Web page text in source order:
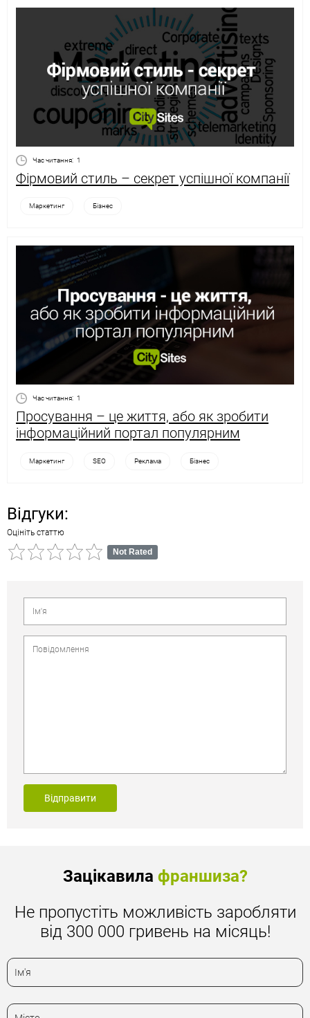
Час читання: 1
Фірмовий стиль – секрет успішної компанії
Маркетинг Бізнес
Час читання: 1
Просування – це життя, або як зробити
інформаційний портал популярним
Маркетинг SEO Реклама Бізнес
Відгуки:
Оцініть статтю
Not Rated
Відправити
Зацікавила франшиза?
Не пропустіть можливість заробляти
від 300 000 гривень на місяць!